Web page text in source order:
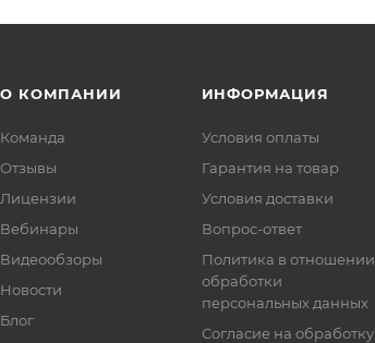
О КОМПАНИИ
Команда
Отзывы
Лицензии
Вебинары
Видеообзоры
Новости
Блог
ИНФОРМАЦИЯ
Условия оплаты
Гарантия на товар
Условия доставки
Вопрос-ответ
Политика в отношении
обработки
персональных данных
Согласие на обработку